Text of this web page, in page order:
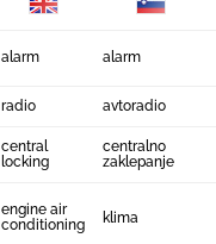
alarm alarm
radio avtoradio
central
locking
centralno
zaklepanje
engine air
conditioning
klima